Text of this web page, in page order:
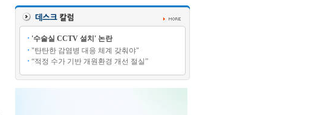
'수술실 CCTV 설치' 논란
"탄탄한 감염병 대응 체계 갖춰야"
“적정 수가 기반 개원환경 개선 절실”